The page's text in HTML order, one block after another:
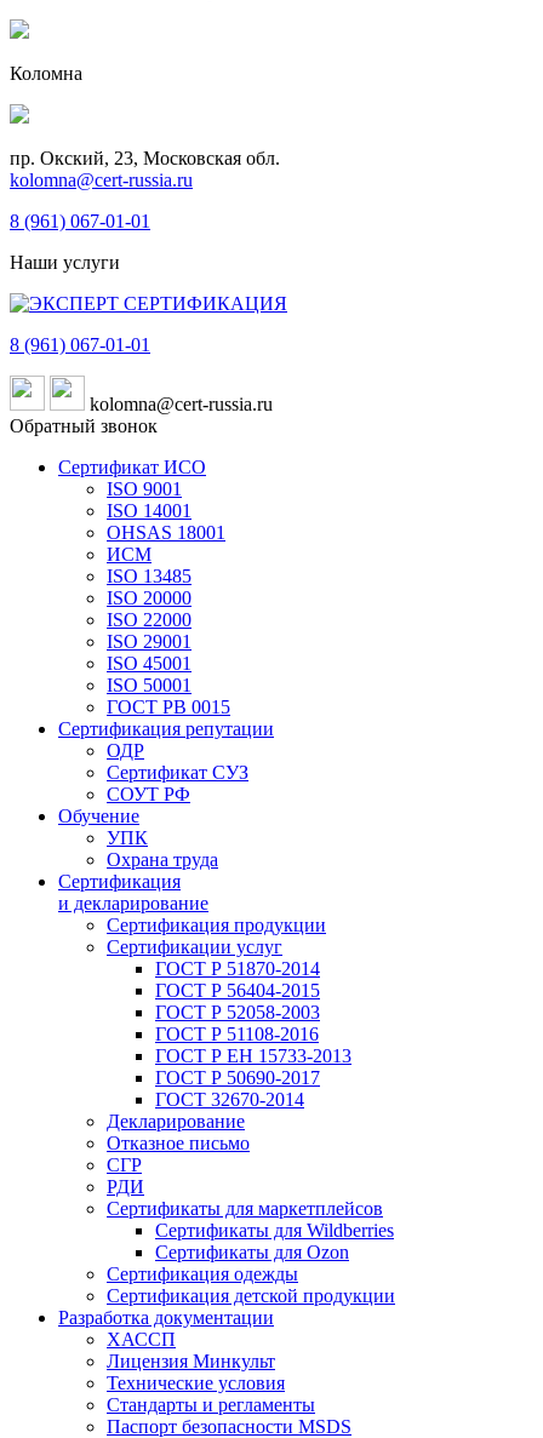
Коломна
пр. Окский, 23, Московская обл.
kolomna@cert-russia.ru
8 (961) 067-01-01
Наши услуги
8 (961) 067-01-01
kolomna@cert-russia.ru
Обратный звонок
Сертификат ИСО
ISO 9001
ISO 14001
OHSAS 18001
ИСМ
ISO 13485
ISO 20000
ISO 22000
ISO 29001
ISO 45001
ISO 50001
ГОСТ РВ 0015
Сертификация репутации
ОДР
Сертификат СУЗ
СОУТ РФ
Обучение
УПК
Охрана труда
Сертификация
и декларирование
Сертификация продукции
Сертификации услуг
ГОСТ Р 51870-2014
ГОСТ Р 56404-2015
ГОСТ Р 52058-2003
ГОСТ Р 51108-2016
ГОСТ Р ЕН 15733-2013
ГОСТ Р 50690-2017
ГОСТ 32670-2014
Декларирование
Отказное письмо
СГР
РДИ
Сертификаты для маркетплейсов
Сертификаты для Wildberries
Сертификаты для Ozon
Сертификация одежды
Сертификация детской продукции
Разработка документации
ХАССП
Лицензия Минкульт
Технические условия
Стандарты и регламенты
Паспорт безопасности MSDS